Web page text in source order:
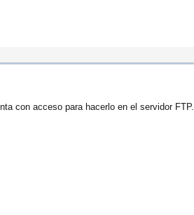
con acceso para hacerlo en el servidor FTP.